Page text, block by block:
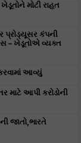
મોટી રાહત
પ્રોડ્યૂસર કંપની
– ખેડૂતોએ વ્યક્ત
આવ્યું
માટે આપી કરોડોની
જાતો,ભારતે